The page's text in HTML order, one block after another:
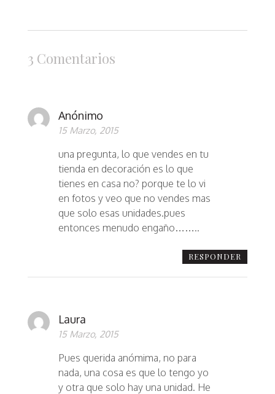
3 Comentarios
Anónimo
15 Marzo, 2015
una pregunta, lo que vendes en tu
tienda en decoración es lo que
tienes en casa no? porque te lo vi
en fotos y veo que no vendes mas
que solo esas unidades.pues
entonces menudo engaño……..
RESPONDER
Laura
15 Marzo, 2015
Pues querida anómima, no para
nada, una cosa es que lo tengo yo
y otra que solo hay una unidad. He